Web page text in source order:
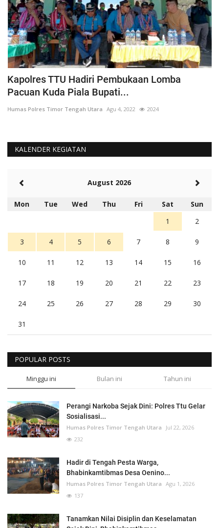
Kapolres TTU Hadiri Pembukaan Lomba
Pacuan Kuda Piala Bupati...
Humas Polres Timor Tengah Utara Agu 4, 2022 2024
KALENDER KEGIATAN
August 2026
Mon Tue Wed Thu Fri Sat
Sun
1
2
3 4 5 6 7 8 9
10 11 12 13 14 15 16
17 18 19 20 21 22 23
24 25 26 27 28 29 30
31
POPULAR POSTS
Minggu ini Bulan ini Tahun ini
Perangi Narkoba Sejak Dini: Polres Ttu Gelar
Sosialisasi...
Humas Polres Timor Tengah Utara
Jul 22, 2026
232
Hadir di Tengah Pesta Warga,
Bhabinkamtibmas Desa Oenino...
Humas Polres Timor Tengah Utara Agu 1, 2026
137
Tanamkan Nilai Disiplin dan Keselamatan